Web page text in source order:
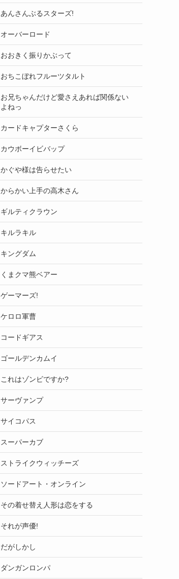
あんさんぶるスターズ!
オーバーロード
おおきく振りかぶって
おちこぼれフルーツタルト
お兄ちゃんだけど愛さえあれば関係ない
よねっ
カードキャプターさくら
カウボーイビバップ
かぐや様は告らせたい
からかい上手の高木さん
ギルティクラウン
キルラキル
キングダム
くまクマ熊ベアー
ゲーマーズ!
ケロロ軍曹
コードギアス
ゴールデンカムイ
これはゾンビですか?
サーヴァンプ
サイコパス
スーパーカブ
ストライクウィッチーズ
ソードアート・オンライン
その着せ替え人形は恋をする
それが声優!
だがしかし
ダンガンロンパ